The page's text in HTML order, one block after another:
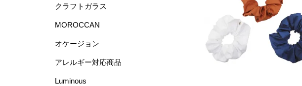
クラフトガラス
MOROCCAN
オケージョン
アレルギー対応商品
Luminous